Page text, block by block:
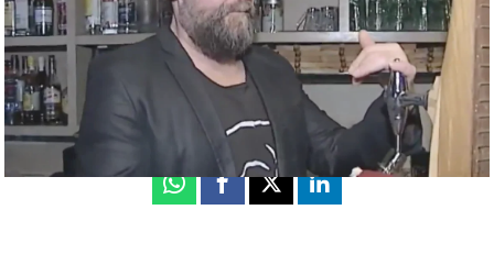
Antena 3 Noticias
Actualizado:
19 de marzo de 2020, 16:01
Publicado:
19 de marzo de 2020, 16:00
Whatsapp
Facebook
X Linkedin